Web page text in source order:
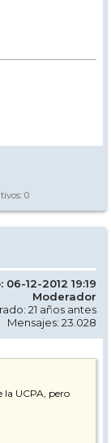
0
06-12-2012 19:19
Moderador
21 años antes
Mensajes: 23.028
la UCPA, pero